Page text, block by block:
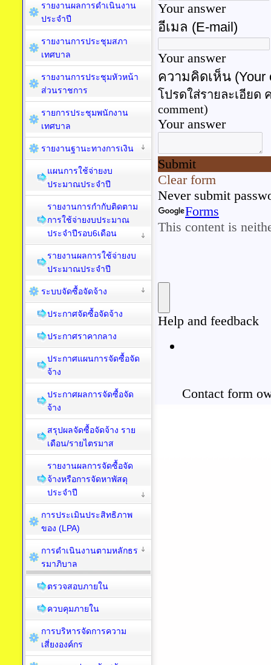
รายงานผลการดำเนินงาน
ประจำปี
รายงานการประชุมสภา
เทศบาล
รายงานการประชุมหัวหน้า
ส่วนราชการ
รายการประชุมพนักงาน
เทศบาล
รายงานฐานะทางการเงิน
แผนการใช้จ่ายงบ
ประมาณประจำปี
รายงานการกำกับติดตาม
การใช้จ่ายงบประมาณ
ประจำปีรอบ6เดือน
รายงานผลการใช้จ่ายงบ
ประมาณประจำปี
ระบบจัดซื้อจัดจ้าง
ประกาศจัดซื้อจัดจ้าง
ประกาศราคากลาง
ประกาศแผนการจัดซื้อจัด
จ้าง
ประกาศผลการจัดซื้อจัด
จ้าง
สรุปผลจัดซื้อจัดจ้าง ราย
เดือน/รายไตรมาส
รายงานผลการจัดซื้อจัด
จ้างหรือการจัดหาพัสดุ
ประจำปี
การประเมินประสิทธิภาพ
ของ (LPA)
การดำเนินงานตามหลักธร
รมาภิบาล
ตรวจสอบภายใน
ควบคุมภายใน
การบริหารจัดการความ
เสี่ยงองค์กร